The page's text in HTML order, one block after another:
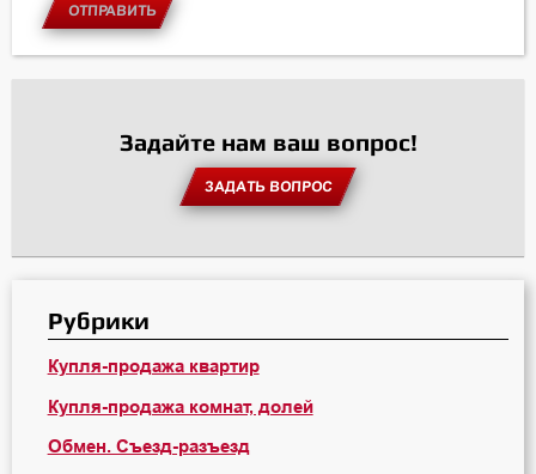
ОТПРАВИТЬ
Задайте нам ваш вопрос!
ЗАДАТЬ ВОПРОС
Рубрики
Купля-продажа квартир
Купля-продажа комнат, долей
Обмен. Съезд-разъезд